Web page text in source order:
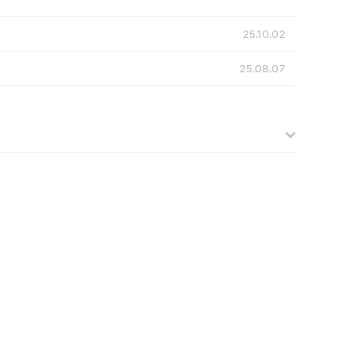
25.10.02
25.08.07